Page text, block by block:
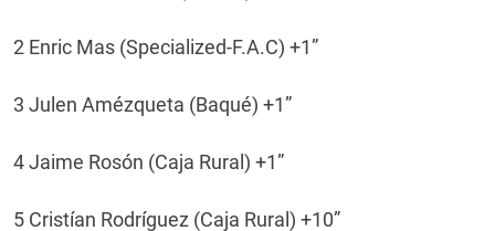
2 Enric Mas (Specialized-F.A.C) +1”
3 Julen Amézqueta (Baqué) +1”
4 Jaime Rosón (Caja Rural) +1”
5 Cristían Rodríguez (Caja Rural) +10”